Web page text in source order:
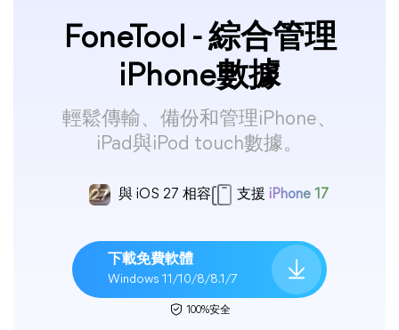
FoneTool - 綜合管理
iPhone數據
輕鬆傳輸、備份和管理iPhone、
iPad與iPod touch數據。
與 iOS 27 相容 支援 iPhone 17
下載免費軟體
Windows 11/10/8/8.1/7
100%安全